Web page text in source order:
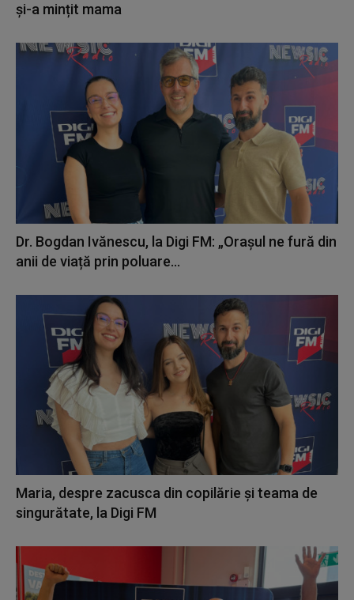
și-a mințit mama
Dr. Bogdan Ivănescu, la Digi FM: „Orașul ne fură din
anii de viață prin poluare...
Maria, despre zacusca din copilărie și teama de
singurătate, la Digi FM